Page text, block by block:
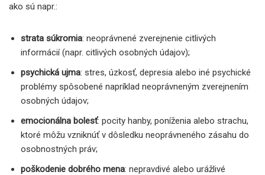
ako sú napr.:
strata súkromia: neoprávnené zverejnenie citlivých
informácií (napr. citlivých osobných údajov);
psychická ujma: stres, úzkosť, depresia alebo iné psychické
problémy spôsobené napríklad neoprávneným zverejnením
osobných údajov;
emocionálna bolesť: pocity hanby, poníženia alebo strachu,
ktoré môžu vzniknúť v dôsledku neoprávneného zásahu do
osobnostných práv;
poškodenie dobrého mena: nepravdivé alebo urážlivé